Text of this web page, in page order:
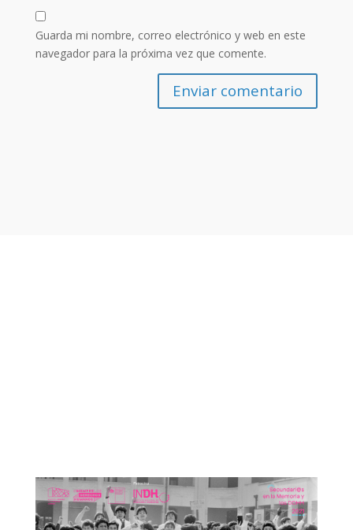
Guarda mi nombre, correo electrónico y web en este
navegador para la próxima vez que comente.
Enviar comentario